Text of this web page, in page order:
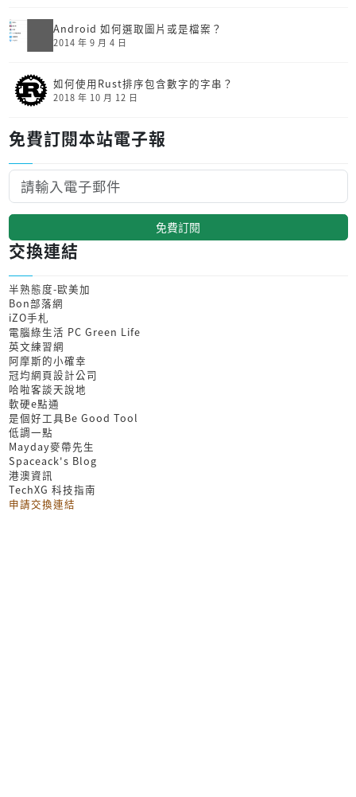
Android 如何選取圖片或是檔案？
2014 年 9 月 4 日
如何使用Rust排序包含數字的字串？
2018 年 10 月 12 日
免費訂閱本站電子報
免費訂閱
交換連結
半熟態度-歐美加
Bon部落網
iZO手札
電腦綠生活 PC Green Life
英文練習網
阿摩斯的小確幸
冠均網頁設計公司
哈啦客談天說地
軟硬e點通
是個好工具Be Good Tool
低調一點
Mayday麥帶先生
Spaceack's Blog
港澳資訊
TechXG 科技指南
申請交換連結